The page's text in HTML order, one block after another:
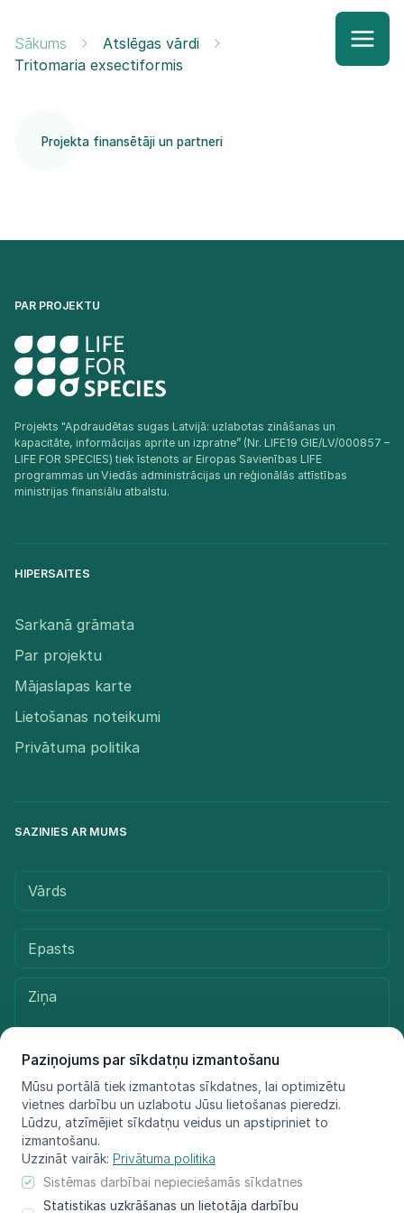
Paziņojums par sīkdatņu izmantošanu
Mūsu portālā tiek izmantotas sīkdatnes, lai optimizētu
vietnes darbību un uzlabotu Jūsu lietošanas pieredzi.
Lūdzu, atzīmējiet sīkdatņu veidus un apstipriniet to
izmantošanu.
Uzzināt vairāk: Privātuma politika
Sistēmas darbībai nepieciešamās sīkdatnes
Statistikas uzkrāšanas un lietotāja darbību
Sākums
Atslēgas vārdi
Tritomaria exsectiformis
Projekta finansētāji un partneri
PAR PROJEKTU
Projekts "Apdraudētas sugas Latvijā: uzlabotas zināšanas un
kapacitāte, informācijas aprite un izpratne” (Nr. LIFE19 GIE/LV/000857 –
LIFE FOR SPECIES) tiek īstenots ar Eiropas Savienības LIFE
programmas un Viedās administrācijas un reģionālās attīstības
ministrijas finansiālu atbalstu.​
HIPERSAITES
Sarkanā grāmata
Par projektu
Mājaslapas karte
Lietošanas noteikumi
Privātuma politika
SAZINIES AR MUMS
Sūtīt ziņu
© LIFE FOR SPECIES, 2021 - 2025
Informācija atspoguļo tikai projekta LIFE FOR SPECIES īstenotāju